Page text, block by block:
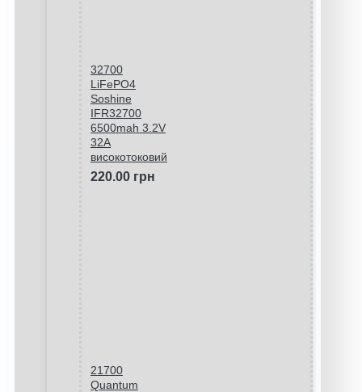
32700
LiFePO4
Soshine
IFR32700
6500mah 3.2V
32A
високотоковий
220.00 грн
21700
Quantum